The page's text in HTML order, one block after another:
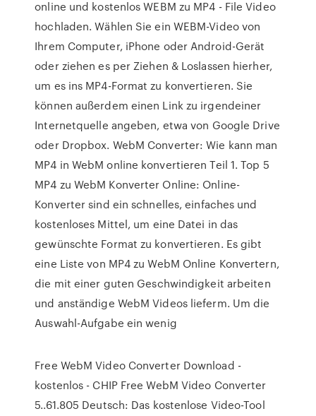
online und kostenlos WEBM zu MP4 - File Video
hochladen. Wählen Sie ein WEBM-Video von
Ihrem Computer, iPhone oder Android-Gerät
oder ziehen es per Ziehen & Loslassen hierher,
um es ins MP4-Format zu konvertieren. Sie
können außerdem einen Link zu irgendeiner
Internetquelle angeben, etwa von Google Drive
oder Dropbox. WebM Converter: Wie kann man
MP4 in WebM online konvertieren Teil 1. Top 5
MP4 zu WebM Konverter Online: Online-
Konverter sind ein schnelles, einfaches und
kostenloses Mittel, um eine Datei in das
gewünschte Format zu konvertieren. Es gibt
eine Liste von MP4 zu WebM Online Konvertern,
die mit einer guten Geschwindigkeit arbeiten
und anständige WebM Videos lieferm. Um die
Auswahl-Aufgabe ein wenig
Free WebM Video Converter Download -
kostenlos - CHIP Free WebM Video Converter
5..61.805 Deutsch: Das kostenlose Video-Tool